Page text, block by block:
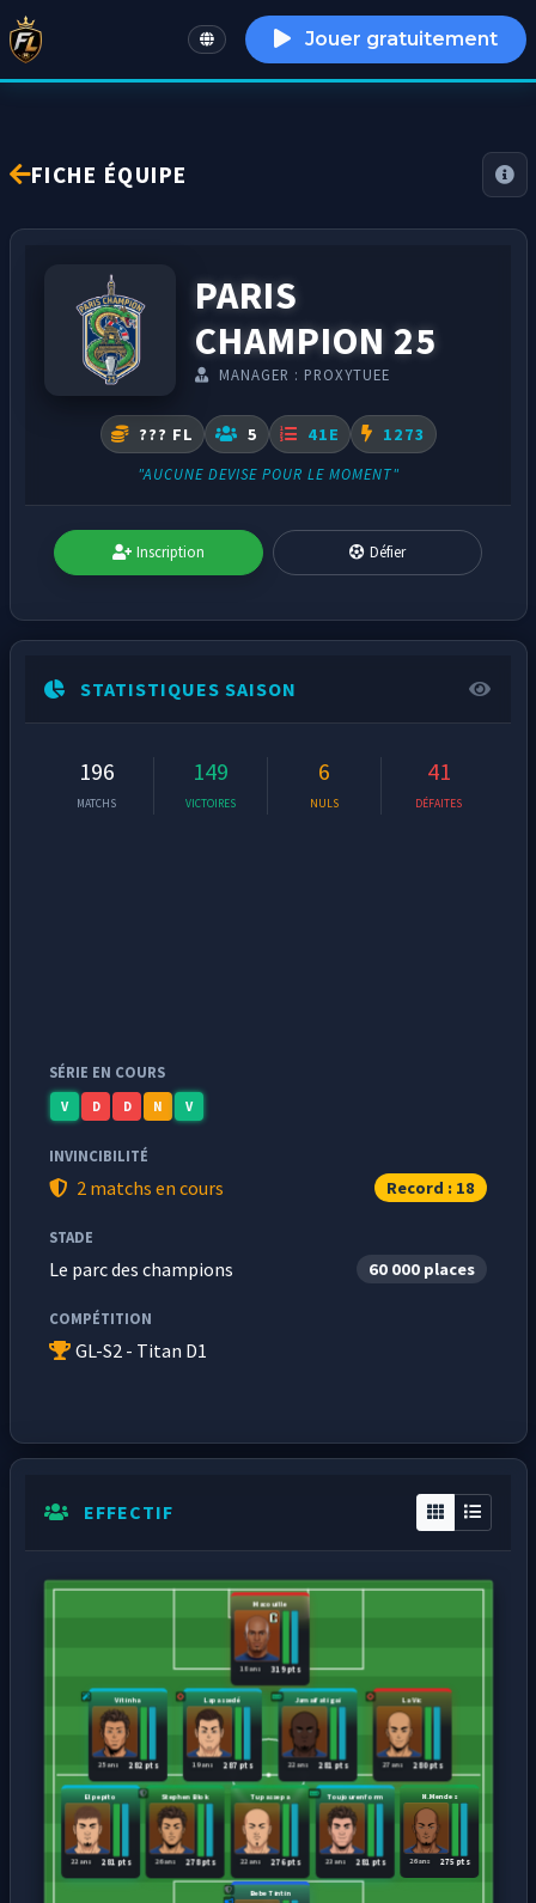
English Jouer gratuitement
FICHE ÉQUIPE
PARIS
CHAMPION 25
MANAGER : PROXYTUEE
??? FL 5 41E 1273
"AUCUNE DEVISE POUR LE MOMENT"
Inscription Défier
STATISTIQUES SAISON
196
MATCHS
149
VICTOIRES
6
NULS
41
DÉFAITES
SÉRIE EN COURS
V D D N V
INVINCIBILITÉ
2 matchs en cours Record : 18
STADE
Le parc des champions 60 000 places
COMPÉTITION
GL-S2 - Titan D1
EFFECTIF
Bebe Tintin
El pepito
281 pts
22 ans
Stephen Blok
278 pts
26 ans
Tupassepa
276 pts
22 ans
Toujourenform
281 pts
23 ans
N.Mendes
275 pts
26 ans
Vitinha
282 pts
25 ans
Lapassedé
287 pts
19 ans
Jamaifatigai
281 pts
22 ans
La Vic
280 pts
27 ans
Macouille
319 pts
18 ans